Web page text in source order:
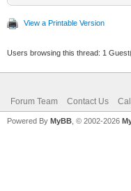
View a Printable Version
Users browsing this thread: 1
Forum Team Contact Us
Powered By MyBB , © 2002-2026